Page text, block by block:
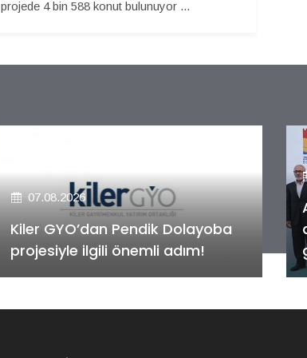
projede 4 bin 588 konut bulunuyor ...
07.08.2026
Alya Merkezefendi Konutları'nın
anahtar teslim töreni
gerçekleştirildi!